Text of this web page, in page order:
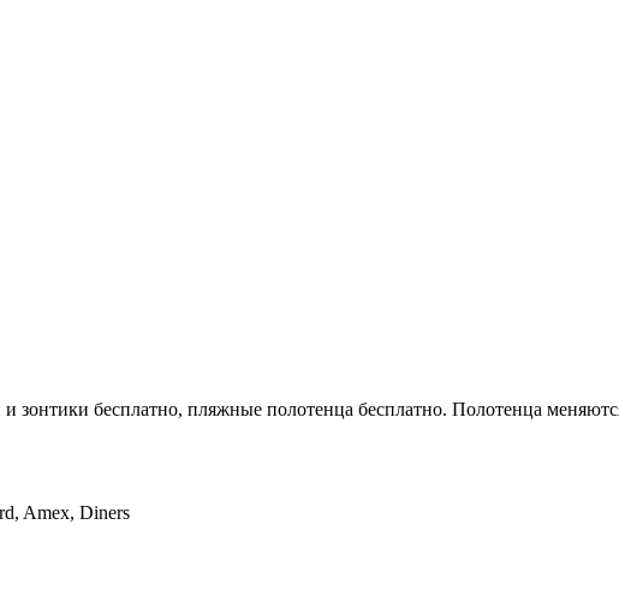
зонтики бесплатно, пляжные полотенца бесплатно. Полотенца
Amex, Diners